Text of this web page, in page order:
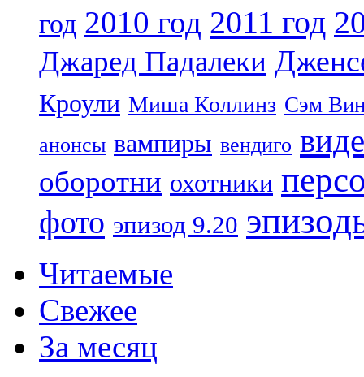
год 2010 год 2011 год
Джаред Падалеки
Кроули Миша Коллинз Сэм
анонсы вампиры вендиго
оборотни охотники
фото эпизод 9.20
Читаемые
Свежее
За месяц